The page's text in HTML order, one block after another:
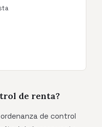
de renta?
de control